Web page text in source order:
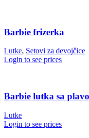
Barbie frizerka
Lutke, Setovi za devojčice
Login to see prices
Barbie lutka sa
Lutke
Login to see prices